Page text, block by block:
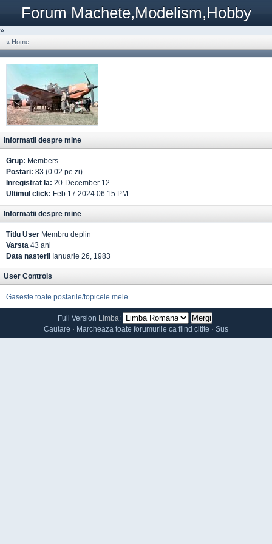
Forum Machete,Modelism,Hobby
»
« Home
Informatii despre mine
Grup: Members
Postari: 83 (0.02 pe zi)
Inregistrat la: 20-December 12
Ultimul click: Feb 17 2024 06:15 PM
Informatii despre mine
Titlu User Membru deplin
Varsta 43 ani
Data nasterii Ianuarie 26, 1983
User Controls
Gaseste toate postarile/topicele mele
Full Version Limba:
Cautare · Marcheaza toate forumurile ca fiind citite · Sus